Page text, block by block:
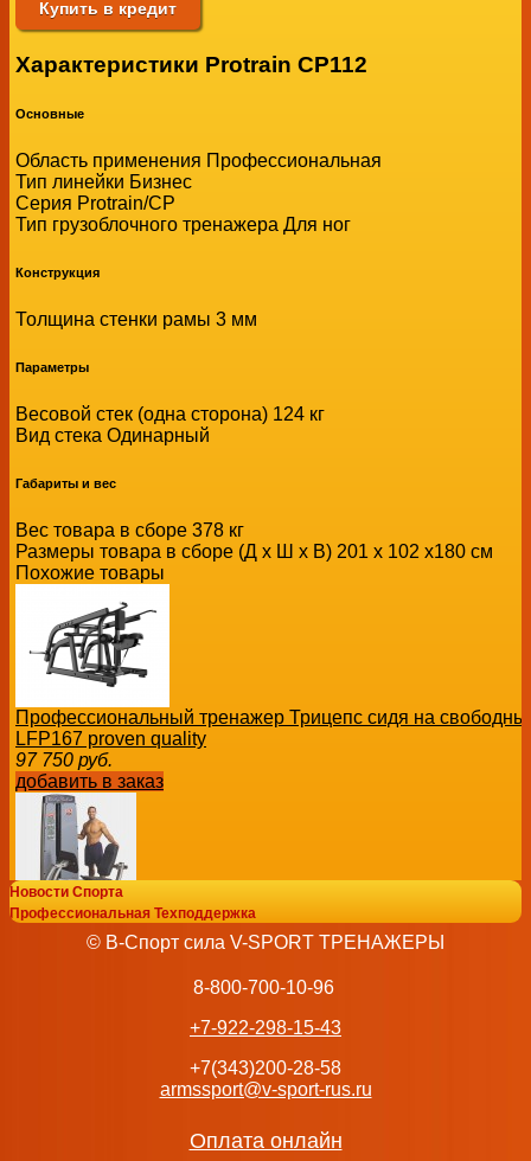
Купить в кредит
Характеристики Protrain CP112
Основные
Область применения Профессиональная
Тип линейки Бизнес
Серия Protrain/CP
Тип грузоблочного тренажера Для ног
Конструкция
Толщина стенки рамы 3 мм
Параметры
Весовой стек (одна сторона) 124 кг
Вид стека Одинарный
Габариты и вес
Вес товара в сборе 378 кг
Размеры товара в сборе (Д x Ш x В) 201 х 102 х180 см
Похожие товары
Профессиональный тренажер Трицепс сидя на
LFP167 proven quality
97 750 руб.
добавить в заказ
Жим ногами Body Solid ProDual DCLP-SF
руб.
Новости Спорта
Профессиональная Техподдержка
© В-Спорт сила V-SPORT ТРЕНАЖЕРЫ
8-800-700-10-96
+7-922-298-15-43
+7(343)200-28-58
armssport@v-sport-rus.ru
Оплата онлайн